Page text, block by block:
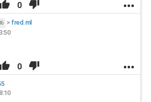
0
> fred.ml
0